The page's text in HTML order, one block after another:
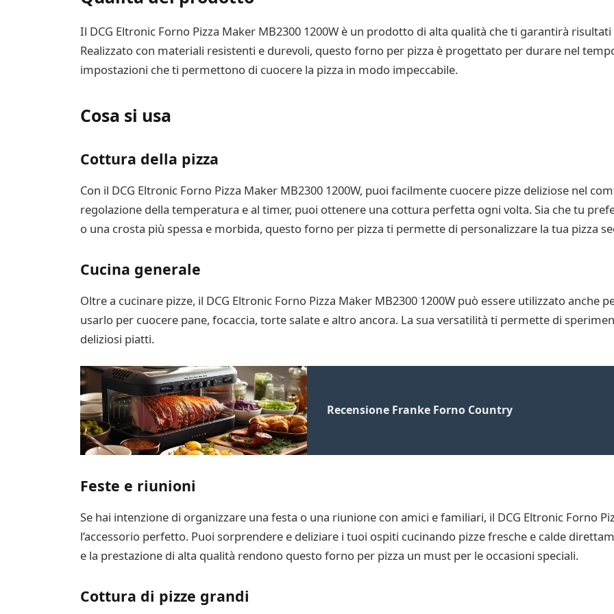
Il DCG Eltronic Forno Pizza Maker MB2300 1200W è un prodotto di alta qualità che ti garantirà
Realizzato con materiali resistenti e durevoli, questo forno per pizza è progettato per durare nel
impostazioni che ti permettono di cuocere la pizza in modo impeccabile.
Cosa si usa
Cottura della pizza
Con il DCG Eltronic Forno Pizza Maker MB2300 1200W, puoi facilmente cuocere pizze deliziose nel
regolazione della temperatura e al timer, puoi ottenere una cottura perfetta ogni volta. Sia che tu
o una crosta più spessa e morbida, questo forno per pizza ti permette di personalizzare la tua pizza
Cucina generale
Oltre a cucinare pizze, il DCG Eltronic Forno Pizza Maker MB2300 1200W può essere utilizzato anche
usarlo per cuocere pane, focaccia, torte salate e altro ancora. La sua versatilità ti permette di
deliziosi piatti.
Recensione Franke Forno Country
Feste e riunioni
Se hai intenzione di organizzare una festa o una riunione con amici e familiari, il DCG Eltronic Forno
l’accessorio perfetto. Puoi sorprendere e deliziare i tuoi ospiti cucinando pizze fresche e calde
e la prestazione di alta qualità rendono questo forno per pizza un must per le occasioni speciali.
Cottura di pizze grandi